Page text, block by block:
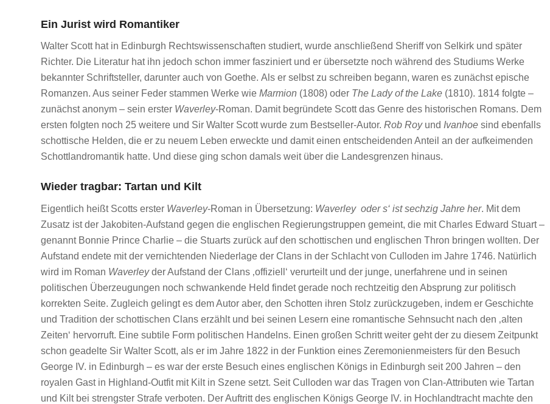
Ein Jurist wird Romantiker
Walter Scott hat in Edinburgh Rechtswissenschaften studiert, wurde anschließend Sheriff von Selkirk und später
Richter. Die Literatur hat ihn jedoch schon immer fasziniert und er übersetzte noch während des Studiums Werke
bekannter Schriftsteller, darunter auch von Goethe. Als er selbst zu schreiben begann, waren es zunächst epische
Romanzen. Aus seiner Feder stammen Werke wie Marmion (1808) oder The Lady of the Lake (1810). 1814 folgte –
zunächst anonym – sein erster Waverley-Roman. Damit begründete Scott das Genre des historischen Romans. Dem
ersten folgten noch 25 weitere und Sir Walter Scott wurde zum Bestseller-Autor. Rob Royund Ivanhoe sind ebenfalls
schottische Helden, die er zu neuem Leben erweckte und damit einen entscheidenden Anteil an der aufkeimenden
Schottlandromantik hatte. Und diese ging schon damals weit über die Landesgrenzen hinaus.
Wieder tragbar: Tartan und Kilt
Eigentlich heißt Scotts erster Waverley-Roman in Übersetzung: Waverley oder s‘ ist sechzig Jahre her. Mit dem
Zusatz ist der Jakobiten-Aufstand gegen die englischen Regierungstruppen gemeint, die mit Charles Edward Stuart –
genannt Bonnie Prince Charlie – die Stuarts zurück auf den schottischen und englischen Thron bringen wollten. Der
Aufstand endete mit der vernichtenden Niederlage der Clans in der Schlacht von Culloden im Jahre 1746. Natürlich
wird im Roman Waverleyder Aufstand der Clans ‚offiziell‘ verurteilt und der junge, unerfahrene und in seinen
politischen Überzeugungen noch schwankende Held findet gerade noch rechtzeitig den Absprung zur politisch
korrekten Seite. Zugleich gelingt es dem Autor aber, den Schotten ihren Stolz zurückzugeben, indem er Geschichte
und Tradition der schottischen Clans erzählt und bei seinen Lesern eine romantische Sehnsucht nach den ‚alten
Zeiten‘ hervorruft. Eine subtile Form politischen Handelns. Einen großen Schritt weiter geht der zu diesem Zeitpunkt
schon geadelte Sir Walter Scott, als er im Jahre 1822 in der Funktion eines Zeremonienmeisters für den Besuch
George IV. in Edinburgh – es war der erste Besuch eines englischen Königs in Edinburgh seit 200 Jahren – den
royalen Gast in Highland-Outfit mit Kilt in Szene setzt. Seit Culloden war das Tragen von Clan-Attributen wie Tartan
und Kilt bei strengster Strafe verboten. Der Auftritt des englischen Königs George IV. in Hochlandtracht machte den